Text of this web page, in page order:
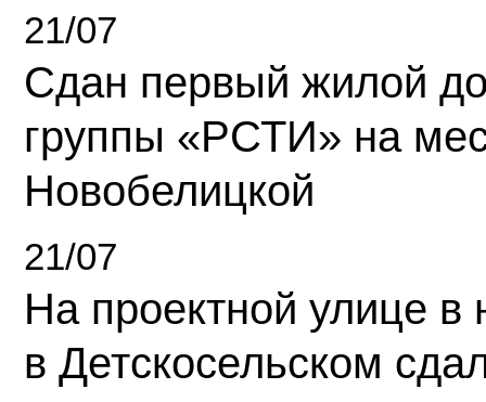
21/07
Сдан первый жилой
группы «РСТИ» на
Новобелицкой
21/07
На проектной улице
в Детскосельском